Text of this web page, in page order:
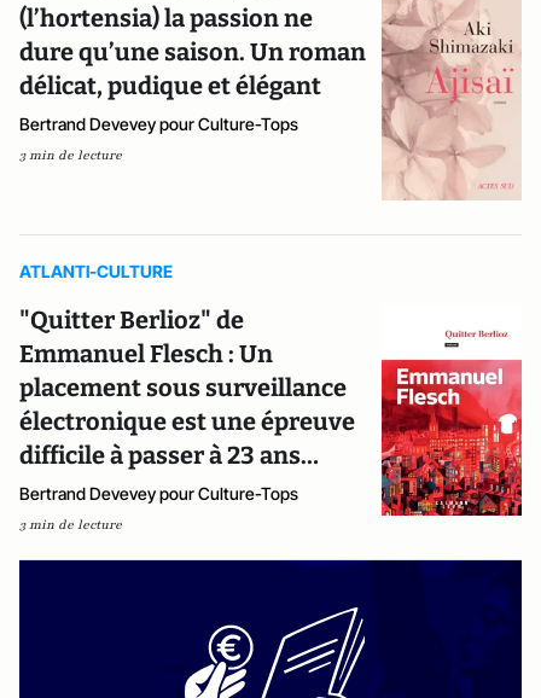
(l’hortensia) la passion ne
dure qu’une saison. Un roman
délicat, pudique et élégant
Bertrand Devevey pour Culture-Tops
3 min de lecture
ATLANTI-CULTURE
"Quitter Berlioz" de
Emmanuel Flesch : Un
placement sous surveillance
électronique est une épreuve
difficile à passer à 23 ans…
Bertrand Devevey pour Culture-Tops
3 min de lecture